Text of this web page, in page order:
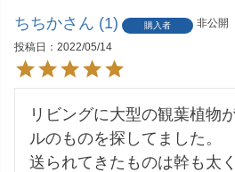
ちちか 1 購入者
非公開
投稿日
2022/05/14
リビングに大型の観葉植物
ルのものを探してました。
送られてきたものは幹も太